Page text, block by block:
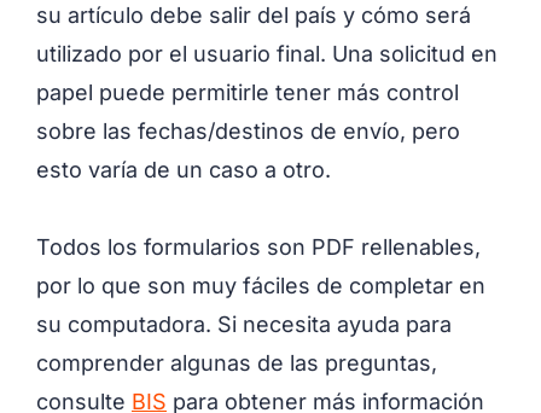
su artículo debe salir del país y cómo será
utilizado por el usuario final. Una solicitud en
papel puede permitirle tener más control
sobre las fechas/destinos de envío, pero
esto varía de un caso a otro.
Todos los formularios son PDF rellenables,
por lo que son muy fáciles de completar en
su computadora. Si necesita ayuda para
comprender algunas de las preguntas,
consulte BIS para obtener más información